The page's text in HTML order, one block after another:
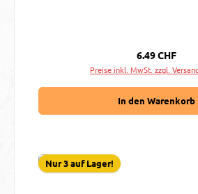
Regulärer
6.49 CHF
Preise inkl. MwSt. zzgl.
In den Warenkorb
Nur 3 auf Lager!